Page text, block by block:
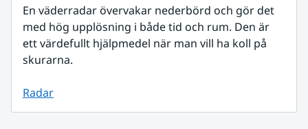
En väderradar övervakar nederbörd och gör det
med hög upplösning i både tid och rum. Den är
ett värdefullt hjälpmedel när man vill ha koll på
skurarna.
Radar